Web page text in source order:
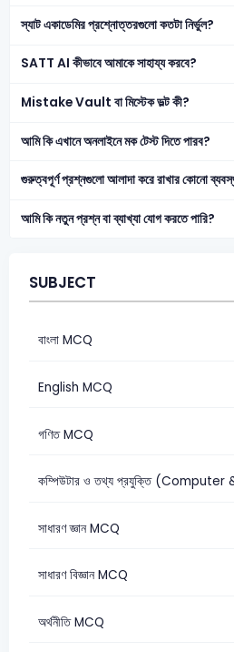
স্যাট একাডেমির প্রশ্নোত্তরগুলো কতটা নির্ভুল?
SATT AI কীভাবে আমাকে সাহায্য করবে?
Mistake Vault বা মিস্টেক ভল্ট কী?
আমি কি এখানে অনলাইনে মক টেস্ট দিতে পারব?
গুরুত্বপূর্ণ প্রশ্নগুলো আলাদা করে রাখার কোনো
আমি কি নতুন প্রশ্ন বা ব্যাখ্যা যোগ করতে পারি?
SUBJECT
বাংলা MCQ
English MCQ
গণিত MCQ
কম্পিউটার ও তথ্য প্রযুক্তি
সাধারণ জ্ঞান MCQ
সাধারণ বিজ্ঞান MCQ
অর্থনীতি MCQ